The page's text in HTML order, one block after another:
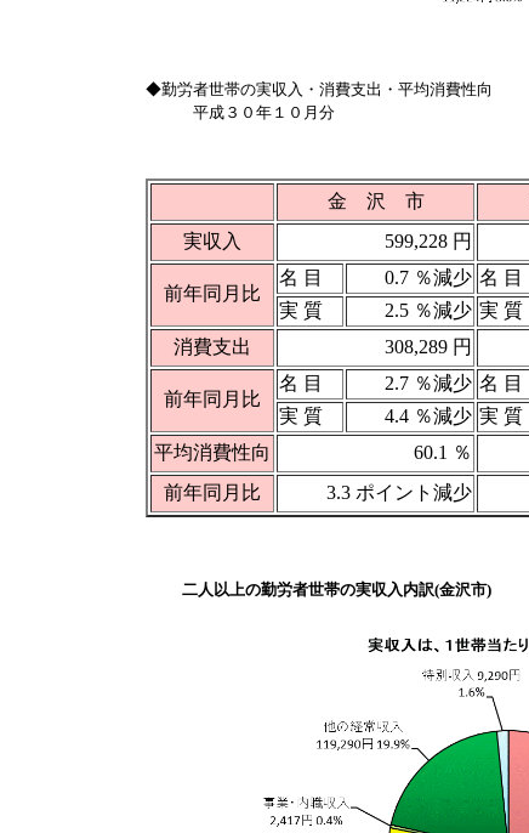
◆勤労者世帯の実収入・消費支出・平均消費性向
平成３０年１０月分
金 沢 市
実収入
599,228 円
前年同月比
名 目 0.7 ％減少 名 目
実 質
2.5 ％減少 実 質
消費支出
308,289 円
前年同月比
名 目 2.7 ％減少 名 目
実 質
4.4 ％減少 実 質
平均消費性向
60.1 ％
前年同月比
3.3 ポイント減少
二人以上の勤労者世帯の実収入内訳(金沢市)